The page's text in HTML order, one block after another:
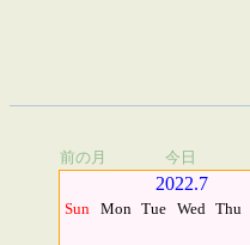
前の月 今日
2022.7
Sun Mon Tue Wed Thu